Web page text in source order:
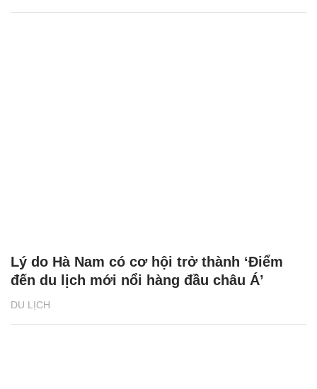
DU LỊCH
Lý do Hà Nam có cơ hội trở thành ‘Điểm
đến du lịch mới nổi hàng đầu châu Á’